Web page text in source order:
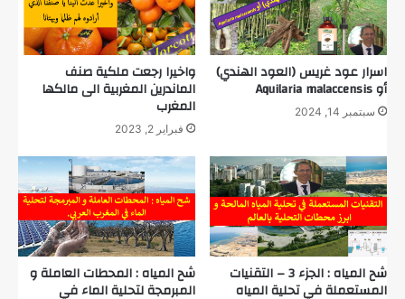
اسرار عود غريس (العود الهندي)
أو Aquilaria malaccensis
سبتمبر 14, 2024
واخيرا رجعت ملكية صنف
الماندرين المغربية الى مالكها
المغرب
فبراير 2, 2023
شح المياه : الجزء 3 – التقنيات
المستعملة في تحلية المياه
شح المياه : المحطات العاملة و
المبرمجة لتحلية الماء في